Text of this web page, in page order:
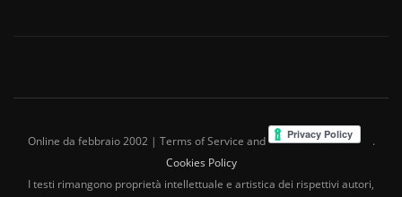
Online da febbraio 2002 | Terms of Service and
.
Cookies Policy
I testi rimangono proprietà intellettuale e artistica dei rispettivi autori,